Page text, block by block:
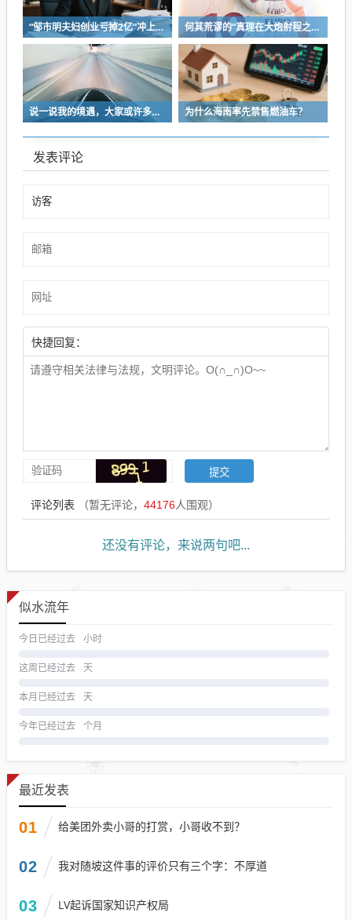
“邹市明夫妇创业亏掉2亿”冲上热搜！妻子冉莹颖自曝多个项目关停，不得不卖房偿债！ 何其荒谬的“真理在大炮射程之内”
说一说我的境遇，大家或许多少能对于长沙这座城的人事物有些体会 为什么海南率先禁售燃油车？
发表评论
快捷回复：
评论列表 （暂无评论， 44176人围观）
还没有评论，来说两句吧...
似水流年
今日已经过去 小时
这周已经过去 天
本月已经过去 天
今年已经过去 个月
最近发表
01 给美团外卖小哥的打赏，小哥收不到？
02 我对随坡这件事的评价只有三个字：不厚道
03 LV起诉国家知识产权局